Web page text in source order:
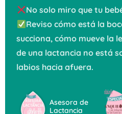
No solo miro que tu
Reviso cómo está la
succiona, cómo mueve la
de una lactancia no está
labios hacia afuera.
Asesora de
Lactancia